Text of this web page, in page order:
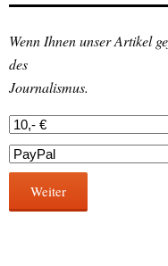
Wenn Ihnen unser Artikel
des
Journalismus.
Weiter